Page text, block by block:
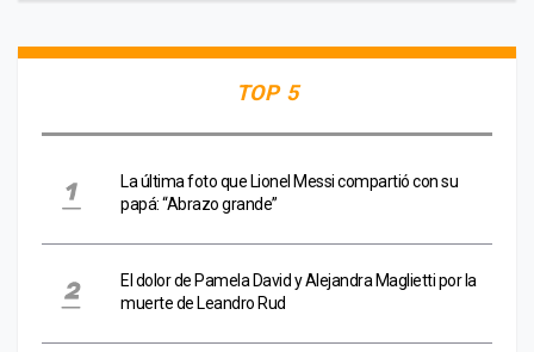
TOP 5
La última foto que Lionel Messi compartió con su
papá: “Abrazo grande”
El dolor de Pamela David y Alejandra Maglietti por la
muerte de Leandro Rud